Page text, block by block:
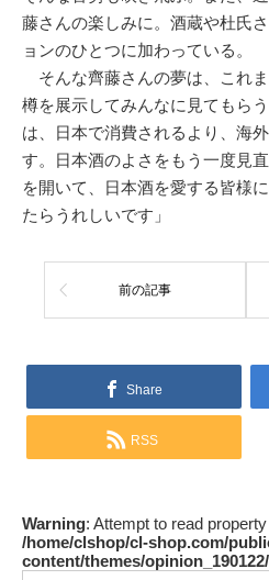
藤さんの楽しみに。酒蔵や杜氏
ョンのひとつに加わっている。
そんな齊藤さんの夢は、これ
樽を展示してみんなに見てもら
は、日本で消費されるより、海
す。日本酒のよさをもう一度見
を開いて、日本酒を愛する皆様
たらうれしいです」
前の記事
Share
RSS
Warning: Attempt to read
/home/clshop/cl-shop.com/
content/themes/